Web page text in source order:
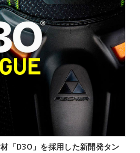
「D3O」を採用した新開発タン